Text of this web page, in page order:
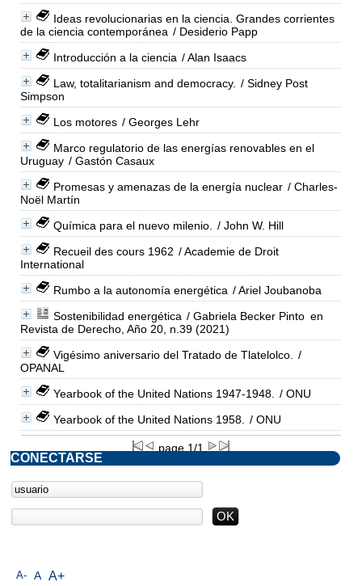
Ideas revolucionarias en la ciencia. Grandes corrientes
de la ciencia contemporánea / Desiderio Papp
Introducción a la ciencia / Alan Isaacs
Law, totalitarianism and democracy. / Sidney Post
Simpson
Los motores / Georges Lehr
Marco regulatorio de las energías renovables en el
Uruguay / Gastón Casaux
Promesas y amenazas de la energía nuclear / Charles-
Noël Martín
Química para el nuevo milenio.
/ John W. Hill
Recueil des cours 1962 / Academie de Droit
International
Rumbo a la autonomía energética / Ariel Joubanoba
Sostenibilidad energética / Gabriela Becker Pinto en
Revista de Derecho, Año 20, n.39 (2021)
Vigésimo aniversario del Tratado de Tlatelolco.
/
OPANAL
Yearbook of the United Nations 1947-1948.
/ ONU
Yearbook of the United Nations 1958.
/ ONU
page 1/1
A- A A+
CONECTARSE